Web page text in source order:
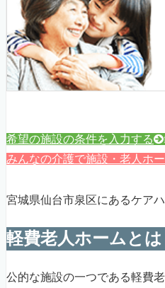
希望の施設の条件を入力する
みんなの介護で施設・老人ホ
宮城県仙台市泉区にあるケア
軽費老人ホームとは
公的な施設の一つである軽費